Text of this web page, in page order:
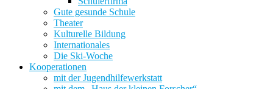
Gute gesunde Schule
Theater
Kulturelle Bildung
Internationales
Die Ski-Woche
Kooperationen
mit der Jugendhilfewerkstatt